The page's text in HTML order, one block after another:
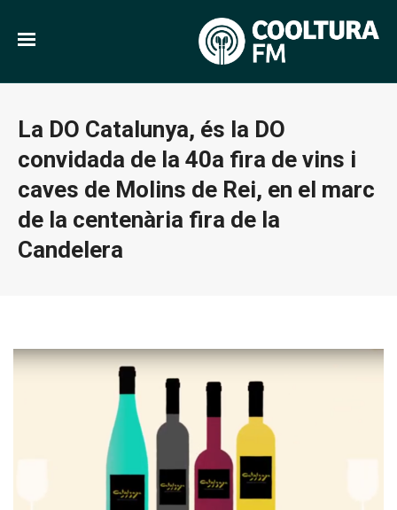
La DO Catalunya, és la DO
convidada de la 40a fira de vins i
caves de Molins de Rei, en el marc
de la centenària fira de la
Candelera